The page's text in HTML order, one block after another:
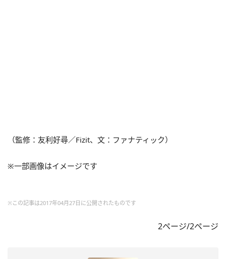
（監修：友利好尋／Fizit、文：ファナティック）
※一部画像はイメージです
※この記事は2017年04月27日に公開されたものです
2ページ/2ページ